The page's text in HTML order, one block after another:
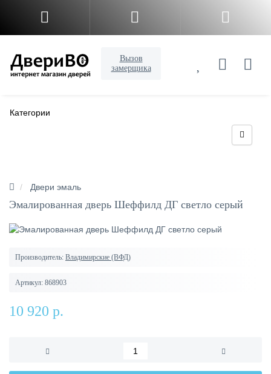
Вызов
замерщика
Категории
Двери эмаль
Эмалированная дверь Шеффилд ДГ светло серый
Производитель: Владимирские (ВФД)
Артикул: 868903
10 920 р.